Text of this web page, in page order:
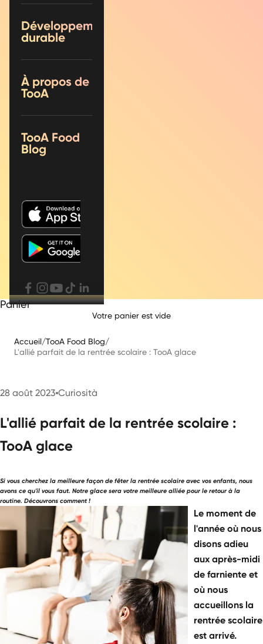
Développement
durable
À propos de
TooA
TooA Food
Blog
Panier
Votre panier est vide
Accueil/TooA Food Blog/
L'allié parfait de la rentrée scolaire : TooA glace
28 août 2023 Curiosità
L'allié parfait de la rentrée scolaire :
TooA glace
Si vous cherchez la meilleure façon de fêter la rentrée scolaire avec vos enfants, nous
avons ce qu'il vous faut. Notre glace sera votre meilleure alliée pour le retour à la
routine. Découvrons comment !
Le moment de
l'année où nous
disons adieu
aux après-midi
de farniente et
où nous
accueillons la
rentrée scolaire
est arrivé.